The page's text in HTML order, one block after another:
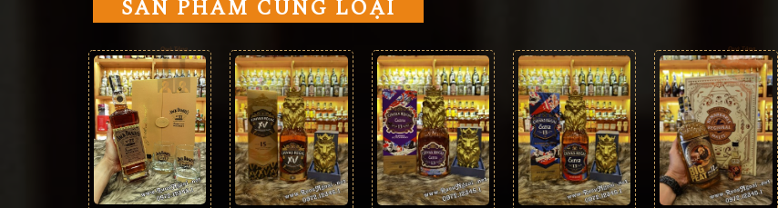
SẢN PHẨM CÙNG LOẠI